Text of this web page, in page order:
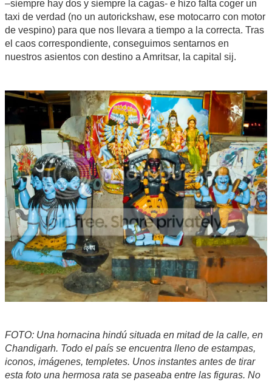
–siempre hay dos y siempre la cagas- e hizo falta coger un
taxi de verdad (no un autorickshaw, ese motocarro con motor
de vespino) para que nos llevara a tiempo a la correcta. Tras
el caos correspondiente, conseguimos sentarnos en
nuestros asientos con destino a Amritsar, la capital sij.
FOTO: Una hornacina hindú situada en mitad de la calle, en
Chandigarh. Todo el país se encuentra lleno de estampas,
iconos, imágenes, templetes. Unos instantes antes de tirar
esta foto una hermosa rata se paseaba entre las figuras. No